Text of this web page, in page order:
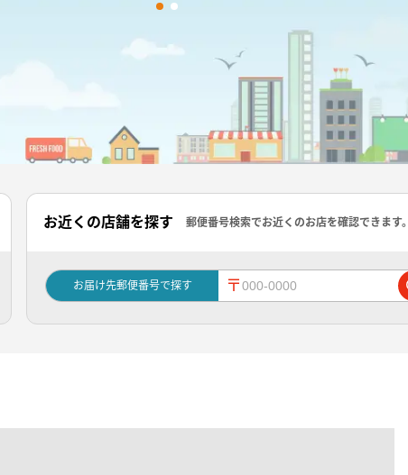
お近くの店舗を探す 郵便番号検索でお近くのお店を確認できます。
お届け先郵便番号で探す 〒